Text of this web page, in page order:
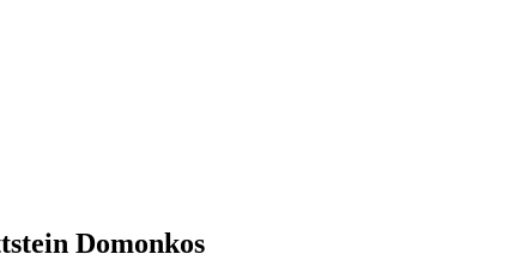
Domonkos